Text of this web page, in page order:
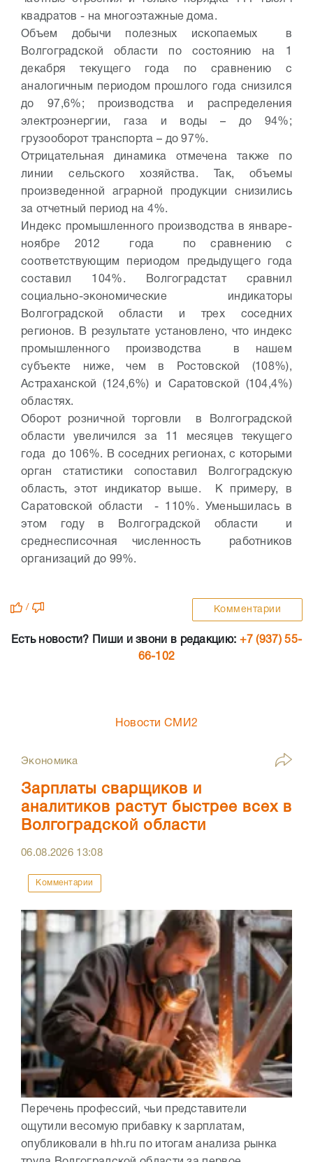
квадратов - на многоэтажные дома.
Объем добычи полезных ископаемых в
Волгоградской области по состоянию на 1
декабря текущего года по сравнению с
аналогичным периодом прошлого года снизился
до 97,6%; производства и распределения
электроэнергии, газа и воды – до 94%;
грузооборот транспорта – до 97%.
Отрицательная динамика отмечена также по
линии сельского хозяйства. Так, объемы
произведенной аграрной продукции снизились
за отчетный период на 4%.
Индекс промышленного производства в январе-
ноябре 2012 года по сравнению с
соответствующим периодом предыдущего года
составил 104%. Волгоградстат сравнил
социально-экономические индикаторы
Волгоградской области и трех соседних
регионов. В результате установлено, что индекс
промышленного производства в нашем
субъекте ниже, чем в Ростовской (108%),
Астраханской (124,6%) и Саратовской (104,4%)
областях.
Оборот розничной торговли в Волгоградской
области увеличился за 11 месяцев текущего
года до 106%. В соседних регионах, с которыми
орган статистики сопоставил Волгоградскую
область, этот индикатор выше. К примеру, в
Саратовской области - 110%. Уменьшилась в
этом году в Волгоградской области и
среднесписочная численность работников
организаций до 99%.
/ Комментарии
Есть новости? Пиши и звони в редакцию: +7 (937) 55-
66-102
Новости СМИ2
Экономика
Зарплаты сварщиков и
аналитиков растут быстрее всех в
Волгоградской области
06.08.2026 13:08
Комментарии
Перечень профессий, чьи представители
ощутили весомую прибавку к зарплатам,
опубликовали в hh.ru по итогам анализа рынка